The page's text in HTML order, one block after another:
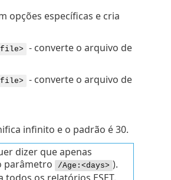
opções específicas e cria
- converte o arquivo de
- converte o arquivo de
infinito e o padrão é 30.
dizer que apenas
parâmetro
/Age:<days> ).